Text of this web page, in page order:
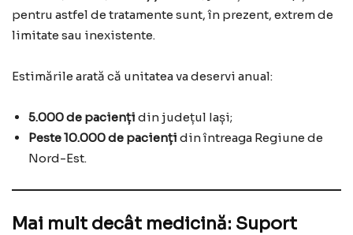
pentru astfel de tratamente sunt, în prezent, extrem de
limitate sau inexistente.
Estimările arată că unitatea va deservi anual:
5.000 de pacienți din județul Iași;
Peste 10.000 de pacienți din întreaga Regiune de
Nord-Est.
Mai mult decât medicină: Suport